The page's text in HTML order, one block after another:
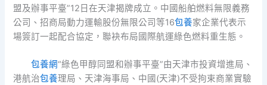
盟及辦事平臺”12日在天津揭牌成立。中國船舶燃料無限義務
公司、招商局動力運輸股份無限公司等16包養家企業代表示
場簽訂一起配合協定，聯袂布局國際航運綠色燃料重生態。
包養網“綠色甲醇同盟和辦事平臺”由天津市投資增進局、
港航治包養理局、天津海事局、中國(天津)不受拘束商業實驗